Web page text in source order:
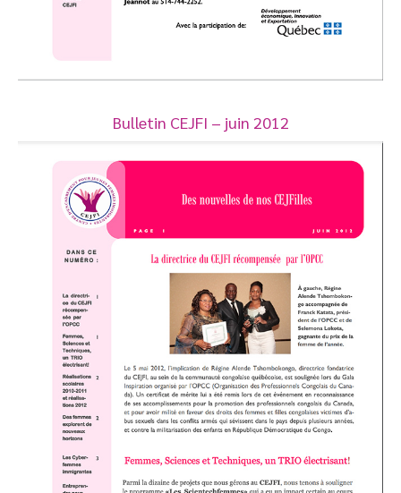
Bulletin CEJFI – juin 2012